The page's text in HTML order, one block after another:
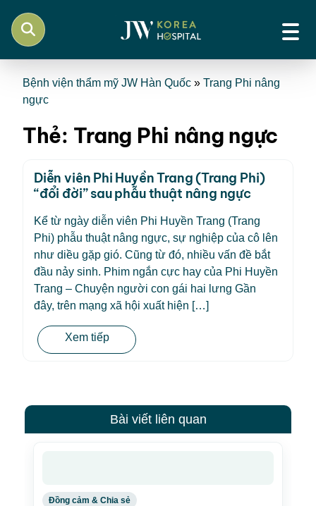
Bệnh viện thẩm mỹ JW Hàn Quốc » Trang Phi nâng
ngực
Thẻ: Trang Phi nâng ngực
Diễn viên Phi Huyền Trang (Trang Phi)
“đổi đời” sau phẫu thuật nâng ngực
Kể từ ngày diễn viên Phi Huyền Trang (Trang
Phi) phẫu thuật nâng ngực, sự nghiệp của cô lên
như diều gặp gió. Cũng từ đó, nhiều vấn đề bắt
đầu nảy sinh. Phim ngắn cực hay của Phi Huyền
Trang – Chuyện người con gái hai lưng Gần
đây, trên mạng xã hội xuất hiện […]
Xem tiếp
Bài viết liên quan
Đồng cảm & Chia sẻ